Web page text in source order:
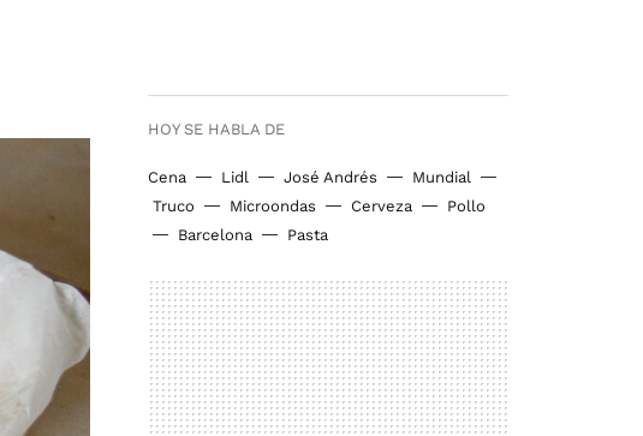
HOY SE HABLA DE
Cena Lidl José Andrés
Mundial
Truco
Microondas Cerveza
Pollo
Barcelona
Pasta